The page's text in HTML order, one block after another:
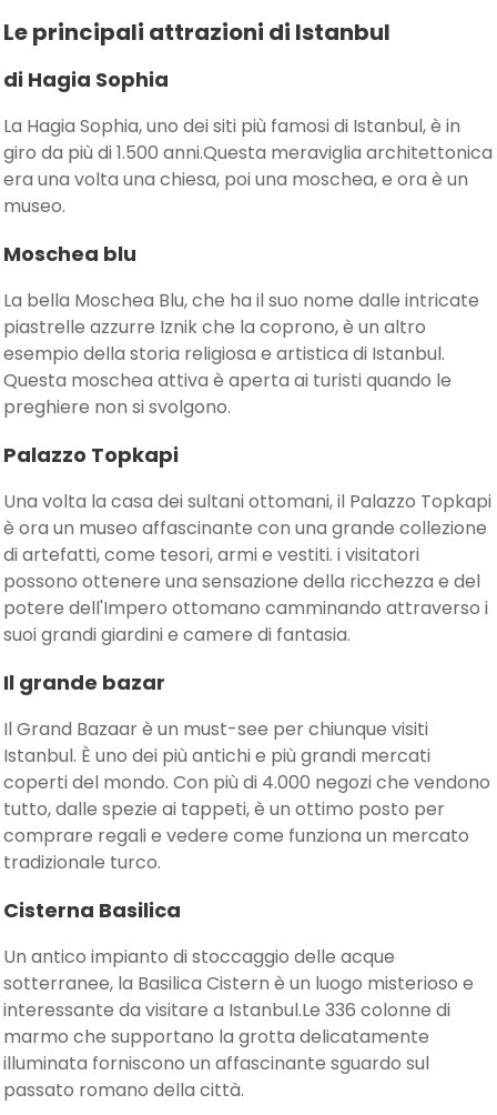
Le principali attrazioni di Istanbul
di Hagia Sophia
La Hagia Sophia, uno dei siti più famosi di Istanbul, è in
giro da più di 1.500 anni.Questa meraviglia architettonica
era una volta una chiesa, poi una moschea, e ora è un
museo.
Moschea blu
La bella Moschea Blu, che ha il suo nome dalle intricate
piastrelle azzurre Iznik che la coprono, è un altro
esempio della storia religiosa e artistica di Istanbul.
Questa moschea attiva è aperta ai turisti quando le
preghiere non si svolgono.
Palazzo Topkapi
Una volta la casa dei sultani ottomani, il Palazzo Topkapi
è ora un museo affascinante con una grande collezione
di artefatti, come tesori, armi e vestiti. i visitatori
possono ottenere una sensazione della ricchezza e del
potere dell'Impero ottomano camminando attraverso i
suoi grandi giardini e camere di fantasia.
Il grande bazar
Il Grand Bazaar è un must-see per chiunque visiti
Istanbul. È uno dei più antichi e più grandi mercati
coperti del mondo. Con più di 4.000 negozi che vendono
tutto, dalle spezie ai tappeti, è un ottimo posto per
comprare regali e vedere come funziona un mercato
tradizionale turco.
Cisterna Basilica
Un antico impianto di stoccaggio delle acque
sotterranee, la Basilica Cistern è un luogo misterioso e
interessante da visitare a Istanbul.Le 336 colonne di
marmo che supportano la grotta delicatamente
illuminata forniscono un affascinante sguardo sul
passato romano della città.